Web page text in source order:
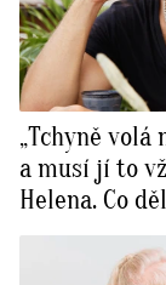
„Tchyně
a musí jí to
Helena. Co